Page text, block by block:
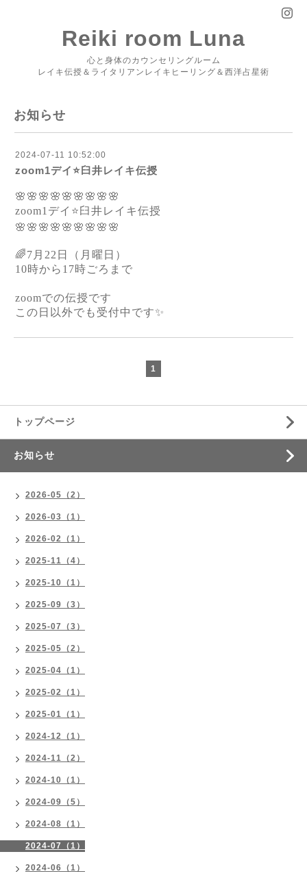
Reiki room Luna
心と身体のカウンセリングルーム
レイキ伝授＆ライタリアンレイキヒーリング＆西洋占星術
お知らせ
2024-07-11 10:52:00
zoom1デイ⭐️臼井レイキ伝授
🌸🌸🌸🌸🌸🌸🌸🌸🌸
zoom1デイ⭐️臼井レイキ伝授
🌸🌸🌸🌸🌸🌸🌸🌸🌸
🌈7月22日（月曜日）
10時から17時ごろまで
zoomでの伝授です
この日以外でも受付中です✨
1
トップページ
お知らせ
2026-05（2）
2026-03（1）
2026-02（1）
2025-11（4）
2025-10（1）
2025-09（3）
2025-07（3）
2025-05（2）
2025-04（1）
2025-02（1）
2025-01（1）
2024-12（1）
2024-11（2）
2024-10（1）
2024-09（5）
2024-08（1）
2024-07（1）
2024-06（1）